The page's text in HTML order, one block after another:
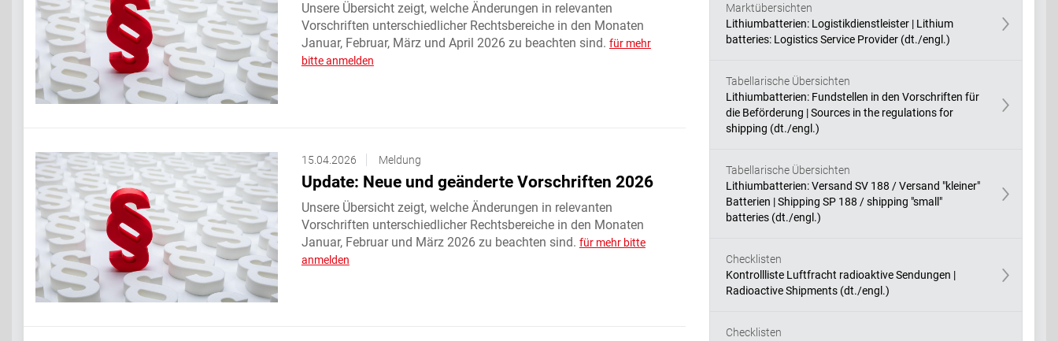
Unsere Übersicht zeigt, welche Änderungen in relevanten
Vorschriften unterschiedlicher Rechtsbereiche in den Monaten
Januar, Februar, März und April 2026 zu beachten sind. für mehr
bitte anmelden
15.04.2026 Meldung
Update: Neue und geänderte Vorschriften 2026
Unsere Übersicht zeigt, welche Änderungen in relevanten
Vorschriften unterschiedlicher Rechtsbereiche in den Monaten
Januar, Februar und März 2026 zu beachten sind. für mehr bitte
anmelden
Marktübersichten
Lithiumbatterien: Logistikdienstleister | Lithium
batteries: Logistics Service Provider (dt./engl.)
Tabellarische Übersichten
Lithiumbatterien: Fundstellen in den Vorschriften für
die Beförderung | Sources in the regulations for
shipping (dt./engl.)
Tabellarische Übersichten
Lithiumbatterien: Versand SV 188 / Versand "kleiner"
Batterien | Shipping SP 188 / shipping "small"
batteries (dt./engl.)
Checklisten
Kontrollliste Luftfracht radioaktive Sendungen |
Radioactive Shipments (dt./engl.)
Checklisten